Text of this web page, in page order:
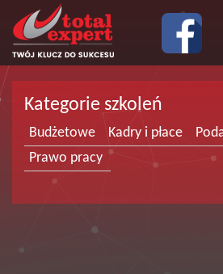
Kategorie szkoleń
Budżetowe Kadry i płace
Prawo pracy